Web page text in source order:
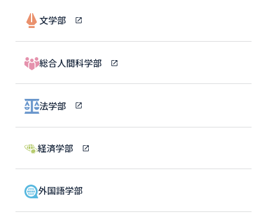
文学部
総合人間科学部
法学部
経済学部
外国語学部